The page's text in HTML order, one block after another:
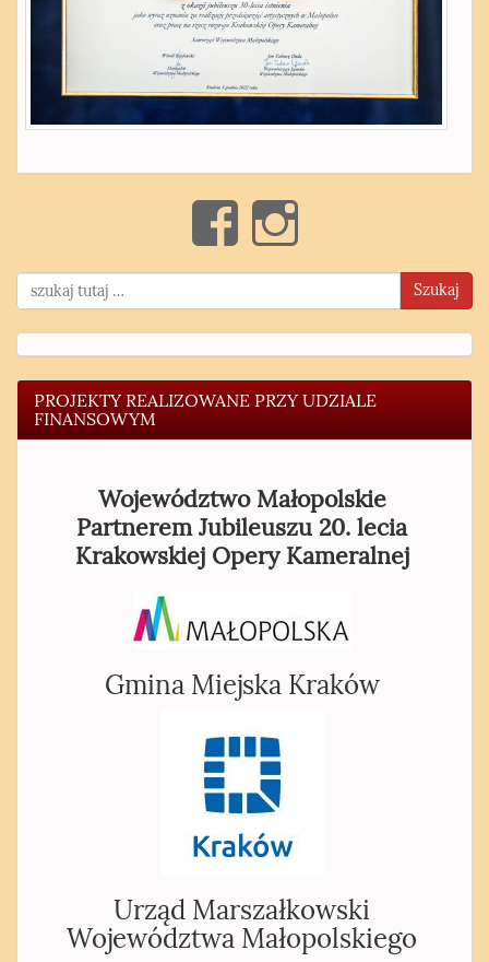
Szukaj
PROJEKTY REALIZOWANE PRZY UDZIALE
FINANSOWYM
Województwo Małopolskie
Partnerem Jubileuszu 20. lecia
Krakowskiej Opery Kameralnej
Gmina Miejska Kraków
Urząd Marszałkowski
Województwa Małopolskiego